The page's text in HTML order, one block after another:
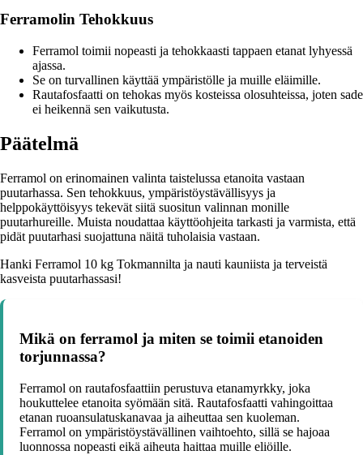
Ferramolin Tehokkuus
Ferramol toimii nopeasti ja tehokkaasti tappaen etanat lyhyessä
ajassa.
Se on turvallinen käyttää ympäristölle ja muille eläimille.
Rautafosfaatti on tehokas myös kosteissa olosuhteissa, joten sade
ei heikennä sen vaikutusta.
Päätelmä
Ferramol on erinomainen valinta taistelussa etanoita vastaan
puutarhassa. Sen tehokkuus, ympäristöystävällisyys ja
helppokäyttöisyys tekevät siitä suositun valinnan monille
puutarhureille. Muista noudattaa käyttöohjeita tarkasti ja varmista, että
pidät puutarhasi suojattuna näitä tuholaisia vastaan.
Hanki Ferramol 10 kg Tokmannilta ja nauti kauniista ja terveistä
kasveista puutarhassasi!
Mikä on ferramol ja miten se toimii etanoiden
torjunnassa?
Ferramol on rautafosfaattiin perustuva etanamyrkky, joka
houkuttelee etanoita syömään sitä. Rautafosfaatti vahingoittaa
etanan ruoansulatuskanavaa ja aiheuttaa sen kuoleman.
Ferramol on ympäristöystävällinen vaihtoehto, sillä se hajoaa
luonnossa nopeasti eikä aiheuta haittaa muille eliöille.